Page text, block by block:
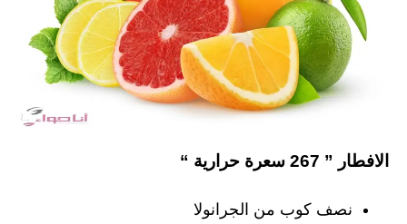
الافطار ” 267 سعرة حرارية “
نصف كوب من الجرانولا